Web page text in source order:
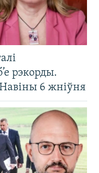
рэкорды.
6 жніўня